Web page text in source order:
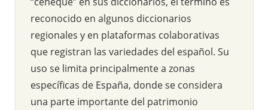
reconocido en algunos diccionarios
regionales y en plataformas colaborativas
que registran las variedades del español. Su
uso se limita principalmente a zonas
específicas de España, donde se considera
una parte importante del patrimonio